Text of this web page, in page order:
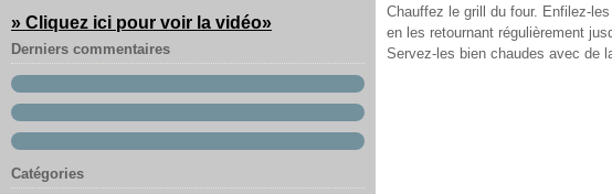
» Cliquez ici pour voir la vidéo»
Derniers commentaires
Catégories
Chauffez le grill du four. Enfilez-
en les retournant régulièrement
Servez-les bien chaudes avec de